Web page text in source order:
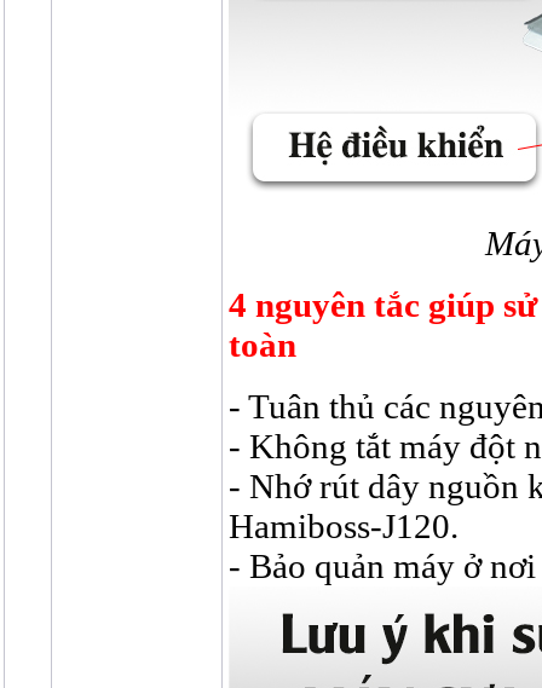
4 nguyên tắc giúp
toàn
- Tuân thủ các
- Không tắt máy đột
- Nhớ rút dây nguồn
Hamiboss-J120.
- Bảo quản máy ở